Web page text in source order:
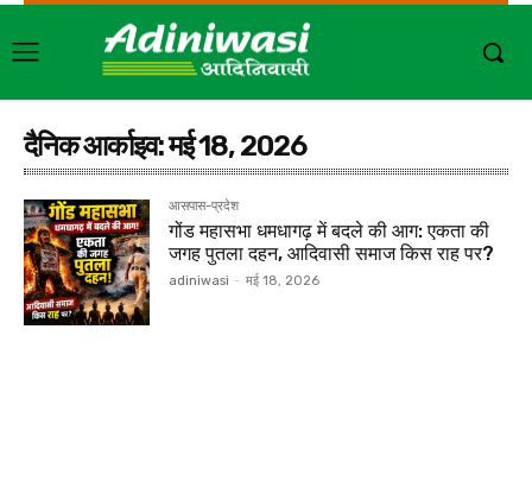
दैनिक आर्काइव: मई 18, 2026
आसपास-प्रदेश
गोंड महासभा धमधागढ़ में बदले की आग: एकता की
जगह पुतला दहन, आदिवासी समाज किस राह पर?
adiniwasi - मई 18, 2026